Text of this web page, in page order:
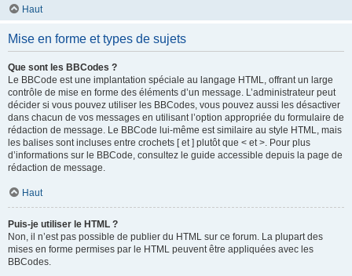
Haut
Mise en forme et types de sujets
Que sont les BBCodes ?
Le BBCode est une implantation spéciale au langage HTML, offrant un large
contrôle de mise en forme des éléments d’un message. L’administrateur peut
décider si vous pouvez utiliser les BBCodes, vous pouvez aussi les désactiver
dans chacun de vos messages en utilisant l’option appropriée du formulaire de
rédaction de message. Le BBCode lui-même est similaire au style HTML, mais
les balises sont incluses entre crochets [ et ] plutôt que < et >. Pour plus
d’informations sur le BBCode, consultez le guide accessible depuis la page de
rédaction de message.
Haut
Puis-je utiliser le HTML ?
Non, il n’est pas possible de publier du HTML sur ce forum. La plupart des
mises en forme permises par le HTML peuvent être appliquées avec les
BBCodes.